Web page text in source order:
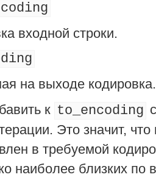
входной строки.
на выходе кодировка.
к to_encoding
Это значит,
в требуемой
наиболее близких